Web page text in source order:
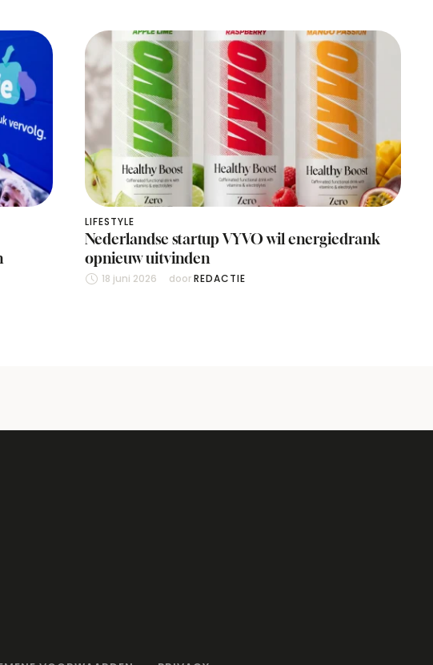
LIFESTYLE
Nederlandse startup VYVO wil energiedrank
opnieuw uitvinden
18 juni 2026 door REDACTIE